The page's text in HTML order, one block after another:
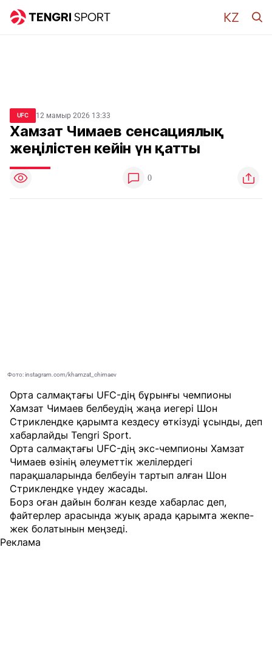
UFC 12 мамыр 2026 13:33
Хамзат Чимаев сенсациялық
жеңілістен кейін үн қатты
0
Фото: instagram.com/khamzat_chimaev
Орта салмақтағы UFC-дің бұрынғы чемпионы
Хамзат Чимаев белбеудің жаңа иегері Шон
Стриклендке қарымта кездесу өткізуді ұсынды, деп
хабарлайды Tengri Sport.
Орта салмақтағы UFC-дің экс-чемпионы Хамзат
Чимаев өзінің әлеуметтік желілердегі
парақшаларында белбеуін тартып алған Шон
Стриклендке үндеу жасады.
Борз оған дайын болған кезде хабарлас деп,
файтерлер арасында жуық арада қарымта жекпе-
жек болатынын меңзеді.
Реклама